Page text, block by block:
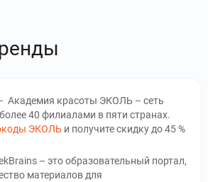
Академия красоты ЭКОЛЬ – сеть
40 филиалами в пяти странах.
ЭКОЛЬ и получите скидку до 45 %
– это образовательный портал,
материалов для